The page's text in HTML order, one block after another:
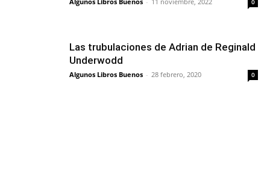
0
Las trubulaciones de Adrian de Reginald
Underwodd
Algunos Libros Buenos - 28 febrero, 2020 0